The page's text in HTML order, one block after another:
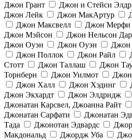
Джон Грант
Джон и Стейси
Джон Лейк
Джон МакАртур
Джон Максвелл
Джон Мерфи
Джон Мэйсон
Джон Нельсон
Джон Оуэн
Джон Оуэн Джон
Джон Поллок
Джон Райл
Стотт
Джон Таллаш Джон
Торнберн
Джон Уилмот
Джон Халл
Джон Хэдинг
Джон Экхардт
Джон Элдридж
Джонатан Карсвел, Джоанна Райт
Джонатан Сарфати
Джонатан
Тада
Джонотан Эдвардс
Макдональд
Джордж Уба